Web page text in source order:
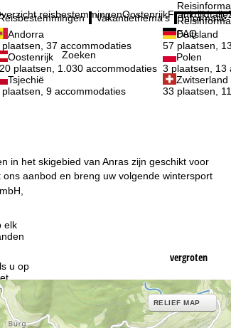
elk
u op
reisbestemmingenOostenrijkFrankrijkItalië
Andorra
plaatsen, 37 accommodaties
Duitsland
57 plaatsen,
Oostenrijk
plaatsen, 1.030 accommodaties
Polen
3 plaatsen, 13
Tsjechië
plaatsen, 9 accommodaties
Zwitserland
33 plaatsen,
Vakantiethema's Informatie
FAQ
Zoeken
in het skigebied van Anras zijn geschikt voor
aanbod en breng uw volgende wintersport
vergroten
RELIEF MAP